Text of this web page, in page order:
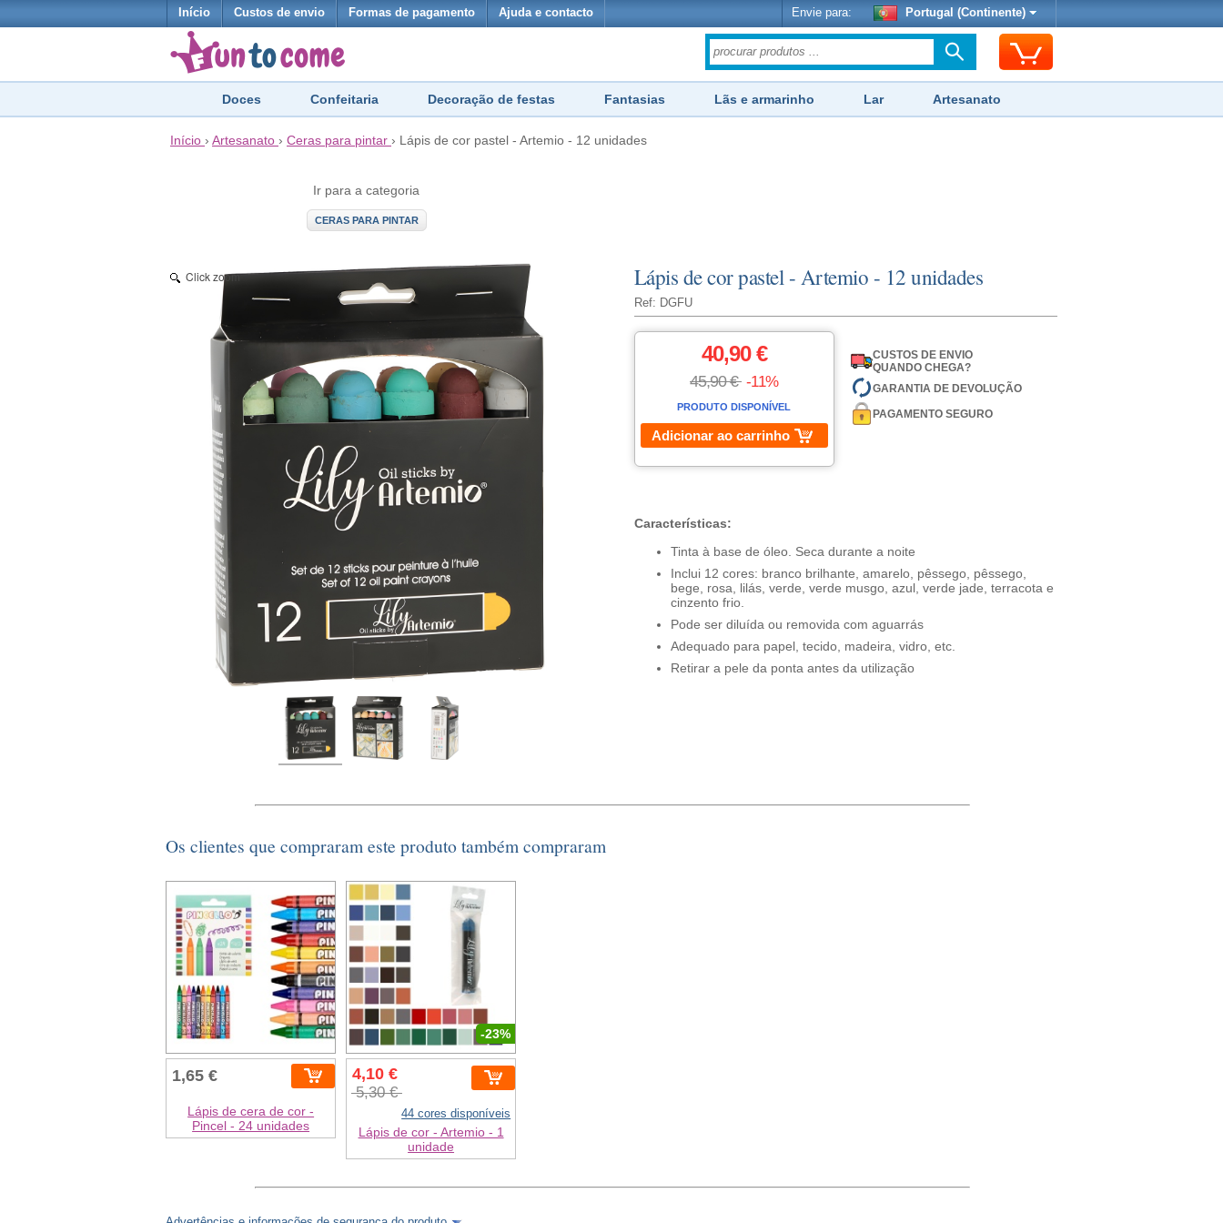
Início Custos de envio Formas de pagamento Ajuda e contacto Envie para: Portugal (Continente)
Doces Confeitaria Decoração de festas Fantasias Lãs e armarinho Lar Artesanato
Início › Artesanato › Ceras para pintar › Lápis de cor pastel - Artemio - 12 unidades
Ir para a categoria
CERAS PARA PINTAR
Lápis de cor pastel - Artemio - 12 unidades
Ref: DGFU
Click zoom
40,90 €
45,90 € -11%
PRODUTO DISPONÍVEL
Adicionar ao carrinho
CUSTOS DE ENVIO
QUANDO CHEGA?
GARANTIA DE DEVOLUÇÃO
PAGAMENTO SEGURO
Características:
Tinta à base de óleo. Seca durante a noite
Inclui 12 cores: branco brilhante, amarelo, pêssego, pêssego,
bege, rosa, lilás, verde, verde musgo, azul, verde jade, terracota e
cinzento frio.
Pode ser diluída ou removida com aguarrás
Adequado para papel, tecido, madeira, vidro, etc.
Retirar a pele da ponta antes da utilização
Os clientes que compraram este produto também compraram
1,65 €
Lápis de cera de cor -
Pincel - 24 unidades
-23%
4,10 €
5,30 €
44 cores disponíveis
Lápis de cor - Artemio - 1
unidade